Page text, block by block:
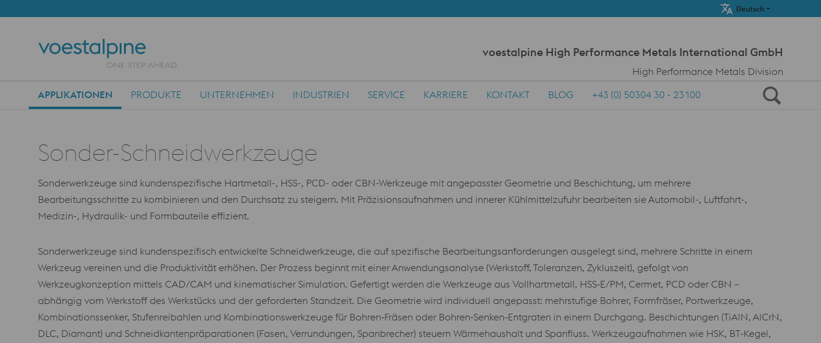
Deutsch
voestalpine High Performance Metals International GmbH
High Performance Metals Division
APPLIKATIONEN PRODUKTE UNTERNEHMEN INDUSTRIEN SERVICE KARRIERE KONTAKT BLOG +43 (0) 50304 30 - 23100
Sonder-Schneidwerkzeuge
Sonderwerkzeuge sind kundenspezifische Hartmetall-, HSS-, PCD- oder CBN-Werkzeuge mit angepasster Geometrie und Beschichtung, um mehrere
Bearbeitungsschritte zu kombinieren und den Durchsatz zu steigern. Mit Präzisionsaufnahmen und innerer Kühlmittelzufuhr bearbeiten sie Automobil-, Luftfahrt-,
Medizin-, Hydraulik- und Formbauteile effizient.
Sonderwerkzeuge sind kundenspezifisch entwickelte Schneidwerkzeuge, die auf spezifische Bearbeitungsanforderungen ausgelegt sind, mehrere Schritte in einem
Werkzeug vereinen und die Produktivität erhöhen. Der Prozess beginnt mit einer Anwendungsanalyse (Werkstoff, Toleranzen, Zykluszeit), gefolgt von
Werkzeugkonzeption mittels CAD/CAM und kinematischer Simulation. Gefertigt werden die Werkzeuge aus Vollhartmetall, HSS‑E/PM, Cermet, PCD oder CBN –
abhängig vom Werkstoff des Werkstücks und der geforderten Standzeit. Die Geometrie wird individuell angepasst: mehrstufige Bohrer, Formfräser, Portwerkzeuge,
Kombinationssenker, Stufenreibahlen und Kombinationswerkzeuge für Bohren‑Fräsen oder Bohren‑Senken‑Entgraten in einem Durchgang. Beschichtungen (TiAlN, AlCrN,
DLC, Diamant) und Schneidkantenpräparationen (Fasen, Verrundungen, Spanbrecher) steuern Wärmehaushalt und Spanfluss. Werkzeugaufnahmen wie HSK, BT‑Kegel,